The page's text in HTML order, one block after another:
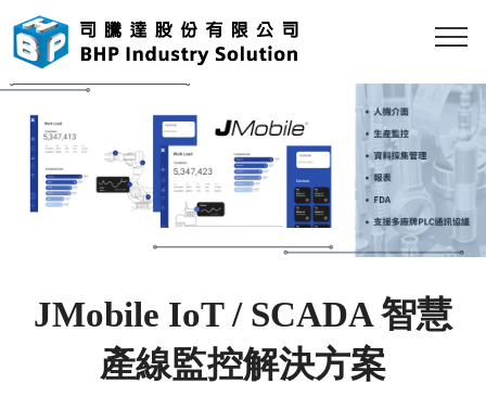
JMobile IoT / SCADA 智慧
產線監控解決方案